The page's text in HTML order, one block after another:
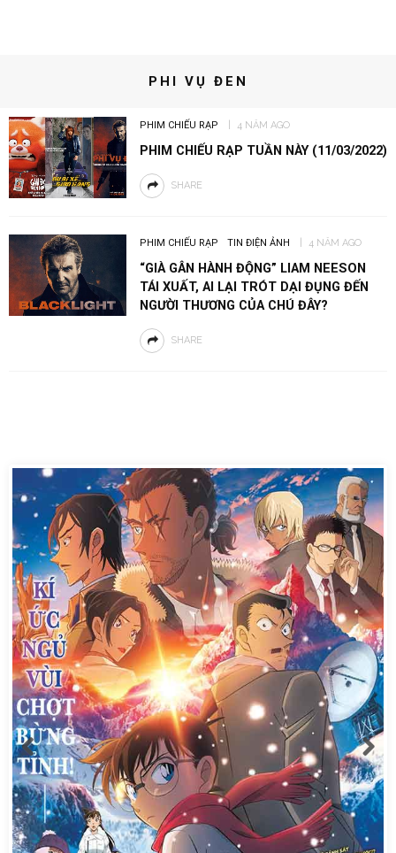
PHI VỤ ĐEN
PHIM CHIẾU RẠP 4 NĂM AGO
PHIM CHIẾU RẠP TUẦN NÀY (11/03/2022)
SHARE
PHIM CHIẾU RẠP TIN ĐIỆN ẢNH 4 NĂM AGO
“GIÀ GÂN HÀNH ĐỘNG” LIAM NEESON
TÁI XUẤT, AI LẠI TRÓT DẠI ĐỤNG ĐẾN
NGƯỜI THƯƠNG CỦA CHÚ ĐÂY?
SHARE